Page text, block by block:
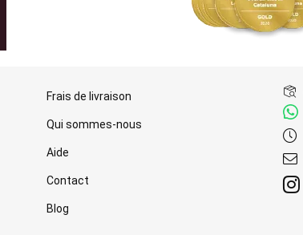
Frais de livraison
Qui sommes-nous
Aide
Contact
Blog